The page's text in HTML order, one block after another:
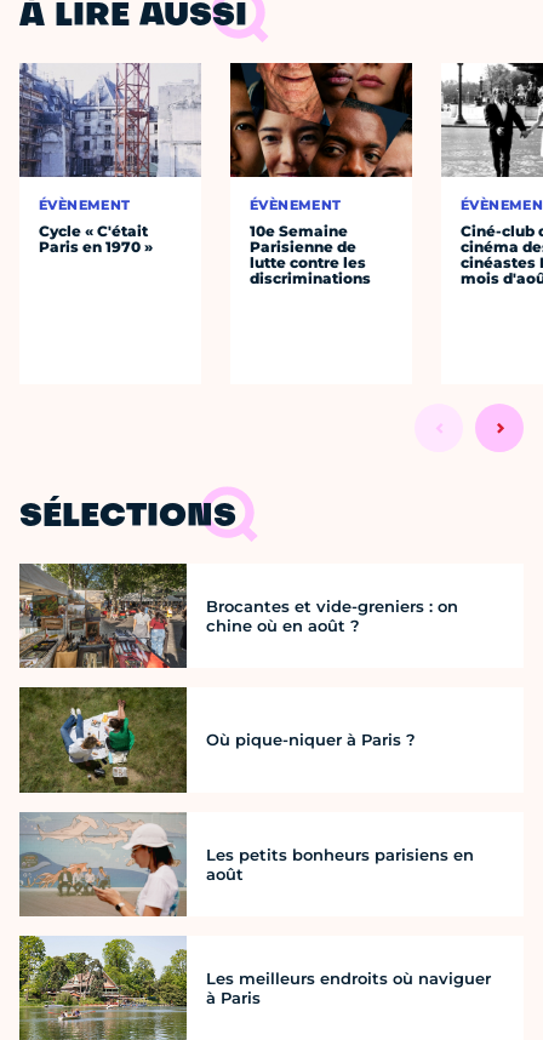
À LIRE AUSSI
ÉVÈNEMENT
Cycle « C'était
Paris en 1970 »
ÉVÈNEMENT
10e Semaine
Parisienne de
lutte contre les
discriminations
Ciné-club
cinéma
cinéastes
mois
SÉLECTIONS
Brocantes et vide-greniers : on
chine où en août ?
Où pique-niquer à Paris ?
Les petits bonheurs parisiens en
août
Les meilleurs endroits où naviguer
à Paris